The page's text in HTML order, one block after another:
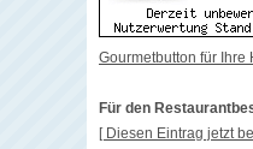
Gourmetbutton für Ihre
Für den
[ Diesen Eintrag jetzt